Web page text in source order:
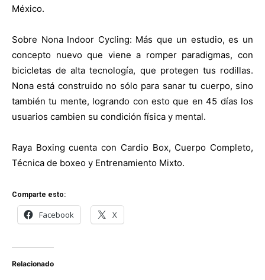
México.
Sobre Nona Indoor Cycling: Más que un estudio, es un
concepto nuevo que viene a romper paradigmas, con
bicicletas de alta tecnología, que protegen tus rodillas.
Nona está construido no sólo para sanar tu cuerpo, sino
también tu mente, logrando con esto que en 45 días los
usuarios cambien su condición física y mental.
Raya Boxing cuenta con Cardio Box, Cuerpo Completo,
Técnica de boxeo y Entrenamiento Mixto.
Comparte esto:
Facebook X
Relacionado